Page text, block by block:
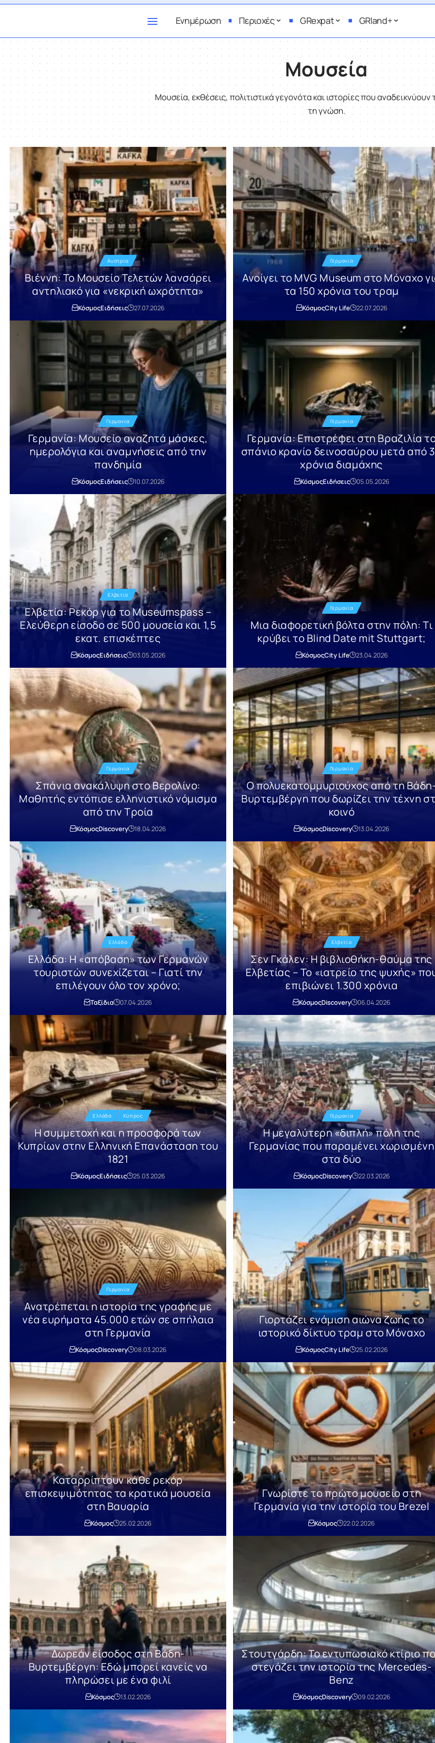
Ενημέρωση Περιοχές GRexpat GRland+
Μουσεία
Μουσεία, εκθέσεις, πολιτιστικά γεγονότα και ιστορίες που αναδεικνύουν
τη γνώση.
Αυστρία
Βιέννη: Το Μουσείο Τελετών λανσάρει
αντηλιακό για «νεκρική ωχρότητα»
ΚόσμοςΕιδήσεις 27.07.2026
Γερμανία
Ανοίγει το MVG Museum στο Μόναχο
τα 150 χρόνια του τραμ
ΚόσμοςCity Life 22.07.2026
Γερμανία
Γερμανία: Μουσείο αναζητά μάσκες,
ημερολόγια και αναμνήσεις από την
πανδημία
ΚόσμοςΕιδήσεις 10.07.2026
Γερμανία
Γερμανία: Επιστρέφει στη Βραζιλία
σπάνιο κρανίο δεινοσαύρου μετά από
χρόνια διαμάχης
ΚόσμοςΕιδήσεις 05.05.2026
Ελβετία
Ελβετία: Ρεκόρ για το Museumspass –
Ελεύθερη είσοδο σε 500 μουσεία και 1,5
εκατ. επισκέπτες
ΚόσμοςΕιδήσεις 03.05.2026
Γερμανία
Μια διαφορετική βόλτα στην πόλη: Τι
κρύβει το Blind Date mit Stuttgart;
ΚόσμοςCity Life 23.04.2026
Γερμανία
Σπάνια ανακάλυψη στο Βερολίνο:
Μαθητής εντόπισε ελληνιστικό νόμισμα
από την Τροία
ΚόσμοςDiscovery 18.04.2026
Γερμανία
Ο πολυεκατομμυριούχος από τη
Βυρτεμβέργη που δωρίζει την τέχνη
κοινό
ΚόσμοςDiscovery 13.04.2026
Ελλάδα
Ελλάδα: Η «απόβαση» των Γερμανών
τουριστών συνεχίζεται – Γιατί την
επιλέγουν όλο τον χρόνο;
Ταξίδια 07.04.2026
Ελβετία
Σεν Γκάλεν: Η βιβλιοθήκη-θαύμα της
Ελβετίας – Το «ιατρείο της ψυχής»
επιβιώνει 1.300 χρόνια
ΚόσμοςDiscovery 06.04.2026
Ελλάδα Κύπρος
Η συμμετοχή και η προσφορά των
Κυπρίων στην Ελληνική Επανάσταση του
1821
ΚόσμοςΕιδήσεις 25.03.2026
Γερμανία
Η μεγαλύτερη «διπλή» πόλη της
Γερμανίας που παραμένει χωρισμένη
στα δύο
ΚόσμοςDiscovery 22.03.2026
Γερμανία
Ανατρέπεται η ιστορία της γραφής με
νέα ευρήματα 45.000 ετών σε σπήλαια
στη Γερμανία
ΚόσμοςDiscovery 08.03.2026
Γιορτάζει ενάμιση αιώνα ζωής το
ιστορικό δίκτυο τραμ στο Μόναχο
ΚόσμοςCity Life 25.02.2026
Καταρρίπτουν κάθε ρεκόρ
επισκεψιμότητας τα κρατικά μουσεία
στη Βαυαρία
Κόσμος 25.02.2026
Γνωρίστε το πρώτο μουσείο στη
Γερμανία για την ιστορία του Brezel
Κόσμος 22.02.2026
Δωρεάν είσοδος στη Βάδη-
Βυρτεμβέργη: Εδώ μπορεί κανείς να
πληρώσει με ένα φιλί
Κόσμος 13.02.2026
Στουτγάρδη: Το εντυπωσιακό κτίριο
στεγάζει την ιστορία της Mercedes-
Benz
ΚόσμοςDiscovery 09.02.2026